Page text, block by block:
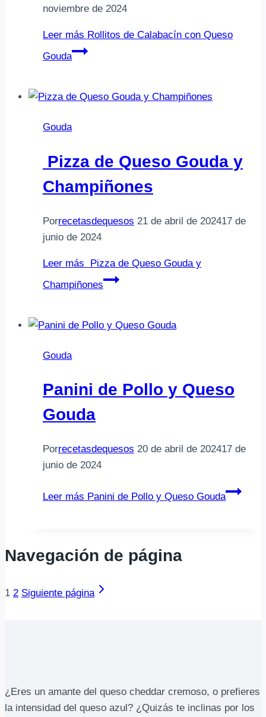
noviembre de 2024
Leer más Rollitos de Calabacín con Queso
Gouda
Gouda
Pizza de Queso Gouda y
Champiñones
Porrecetasdequesos 21 de abril de 202417 de
junio de 2024
Leer más Pizza de Queso Gouda y
Champiñones
Gouda
Panini de Pollo y Queso
Gouda
Porrecetasdequesos 20 de abril de 202417 de
junio de 2024
Leer más Panini de Pollo y Queso Gouda
Navegación de página
1 2 Siguiente página
¿Eres un amante del queso cheddar cremoso, o prefieres
la intensidad del queso azul? ¿Quizás te inclinas por los